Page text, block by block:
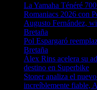
La Yamaha Ténéré
Romaniacs 2026 con
Augusto Fernández,
Bretaña
Pol Espargaró
Bretaña
Álex Rins acelera su
destino en Superbike
Stoner analiza el
increíblemente fiable,